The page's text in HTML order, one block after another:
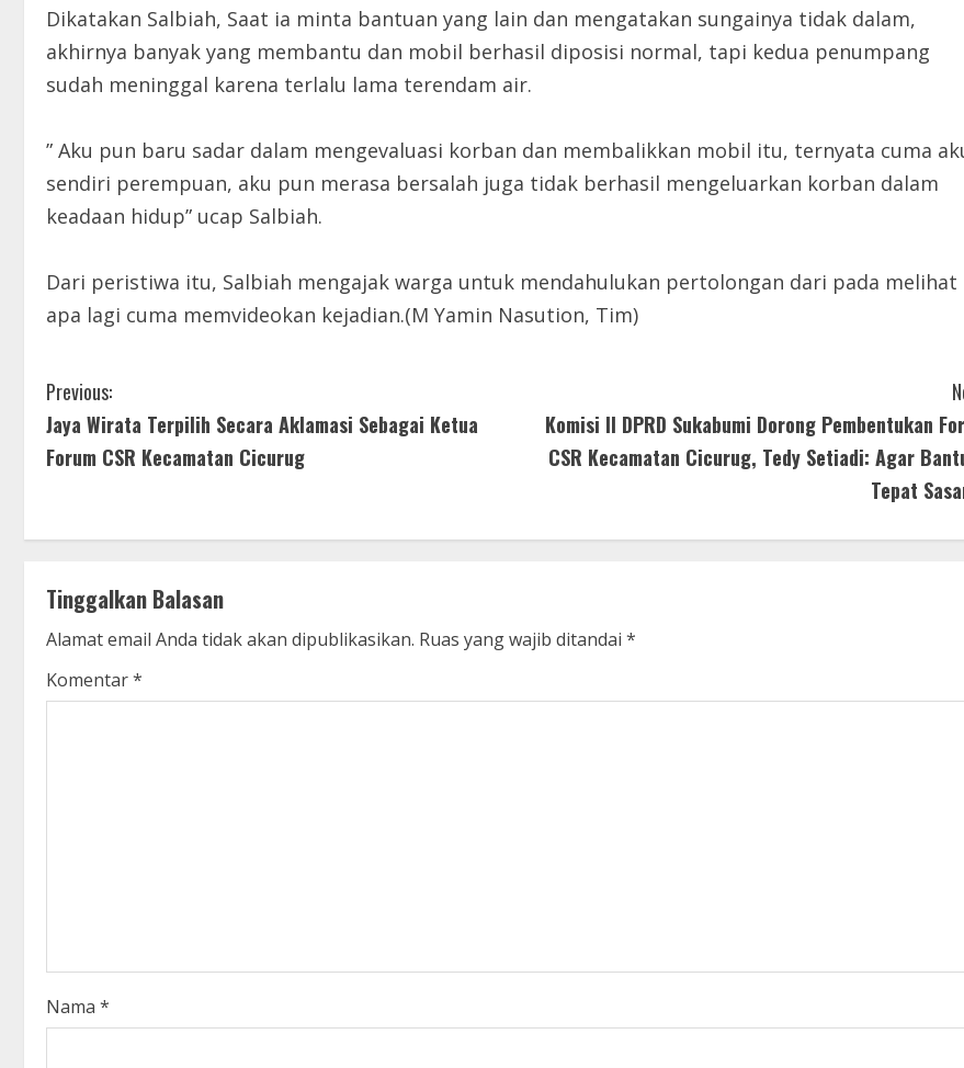
Dikatakan Salbiah, Saat ia minta bantuan yang lain dan mengatakan sungainya tidak dalam,
akhirnya banyak yang membantu dan mobil berhasil diposisi normal, tapi kedua penumpang
sudah meninggal karena terlalu lama terendam air.
” Aku pun baru sadar dalam mengevaluasi korban dan membalikkan mobil itu, ternyata cuma
sendiri perempuan, aku pun merasa bersalah juga tidak berhasil mengeluarkan korban dalam
keadaan hidup” ucap Salbiah.
Dari peristiwa itu, Salbiah mengajak warga untuk mendahulukan pertolongan dari pada melihat
apa lagi cuma memvideokan kejadian.(M Yamin Nasution, Tim)
C
o
t
i
n
u
e
n
g
Previous:
Jaya Wirata Terpilih Secara Aklamasi Sebagai Ketua
Forum CSR Kecamatan Cicurug
Komisi II DPRD Sukabumi Dorong Pembentukan
CSR Kecamatan Cicurug, Tedy Setiadi: Agar
Tepat
Tinggalkan Balasan
Alamat email Anda tidak akan dipublikasikan. Ruas yang wajib ditandai *
Komentar*
Nama *